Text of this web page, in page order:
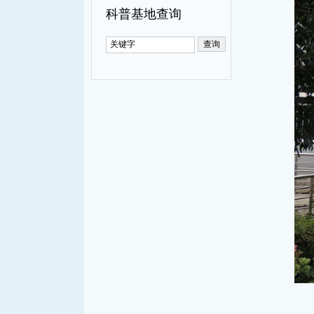
科普基地查询